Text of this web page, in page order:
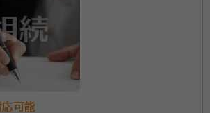
件以上、相続手続きでお悩みなら一度ご相
談実績があり、お客様にとってベストな提案
経験があります。
書士会
可能